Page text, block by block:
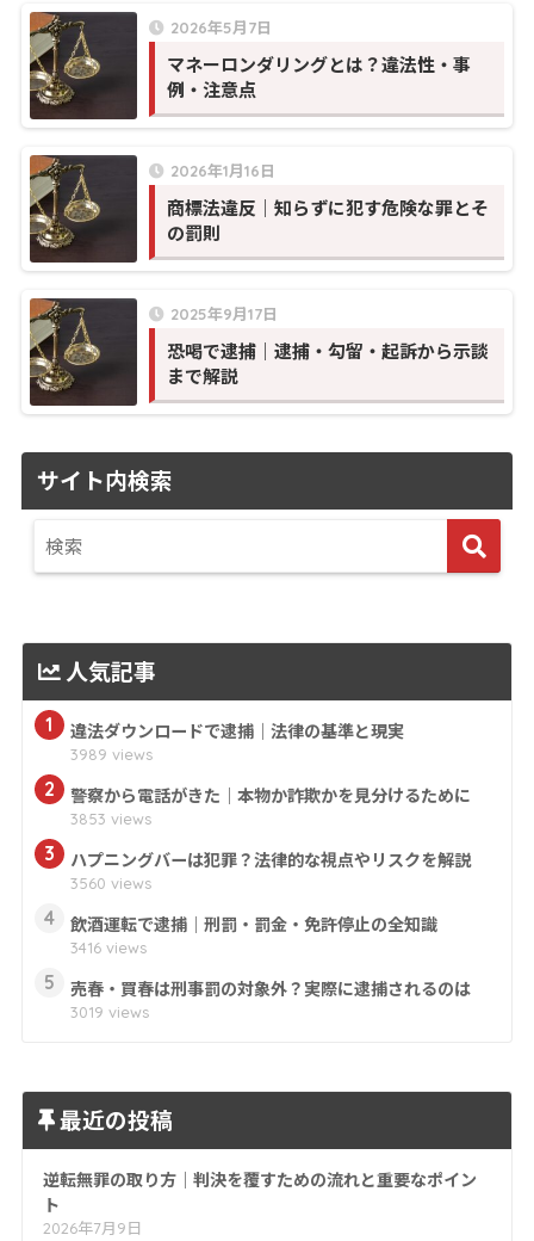
2026年5月7日
マネーロンダリングとは？違法性・事
例・注意点
2026年1月16日
商標法違反｜知らずに犯す危険な罪とそ
の罰則
2025年9月17日
恐喝で逮捕｜逮捕・勾留・起訴から示談
まで解説
サイト内検索
人気記事
1 違法ダウンロードで逮捕｜法律の基準と現実
3989 views
2 警察から電話がきた｜本物か詐欺かを見分けるために
3853 views
3 ハプニングバーは犯罪？法律的な視点やリスクを解説
3560 views
4 飲酒運転で逮捕｜刑罰・罰金・免許停止の全知識
3416 views
5 売春・買春は刑事罰の対象外？実際に逮捕されるのは
3019 views
最近の投稿
逆転無罪の取り方｜判決を覆すための流れと重要なポイン
ト
2026年7月9日